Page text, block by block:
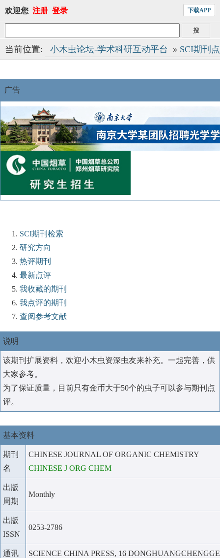
欢迎您 注册 登录 下载APP
当前位置: 小木虫论坛-学术科研互动平台 » SCI期刊
广告
SCI期刊检索
研究方向
热评期刊
最新点评
我收藏的期刊
我点评的期刊
查阅参考文献
说明
该期刊扩展资料，欢迎小木虫资深虫友来补充。一起完善，供
大家参考。
为了保证质量，目前只有金币大于50个的虫子可以参与期刊点
评。
基本资料
期刊
名
CHINESE JOURNAL OF ORGANIC CHEMISTRY
CHINESE J ORG CHEM
出版
周期
Monthly
出版
ISSN
0253-2786
通讯
SCIENCE CHINA PRESS, 16